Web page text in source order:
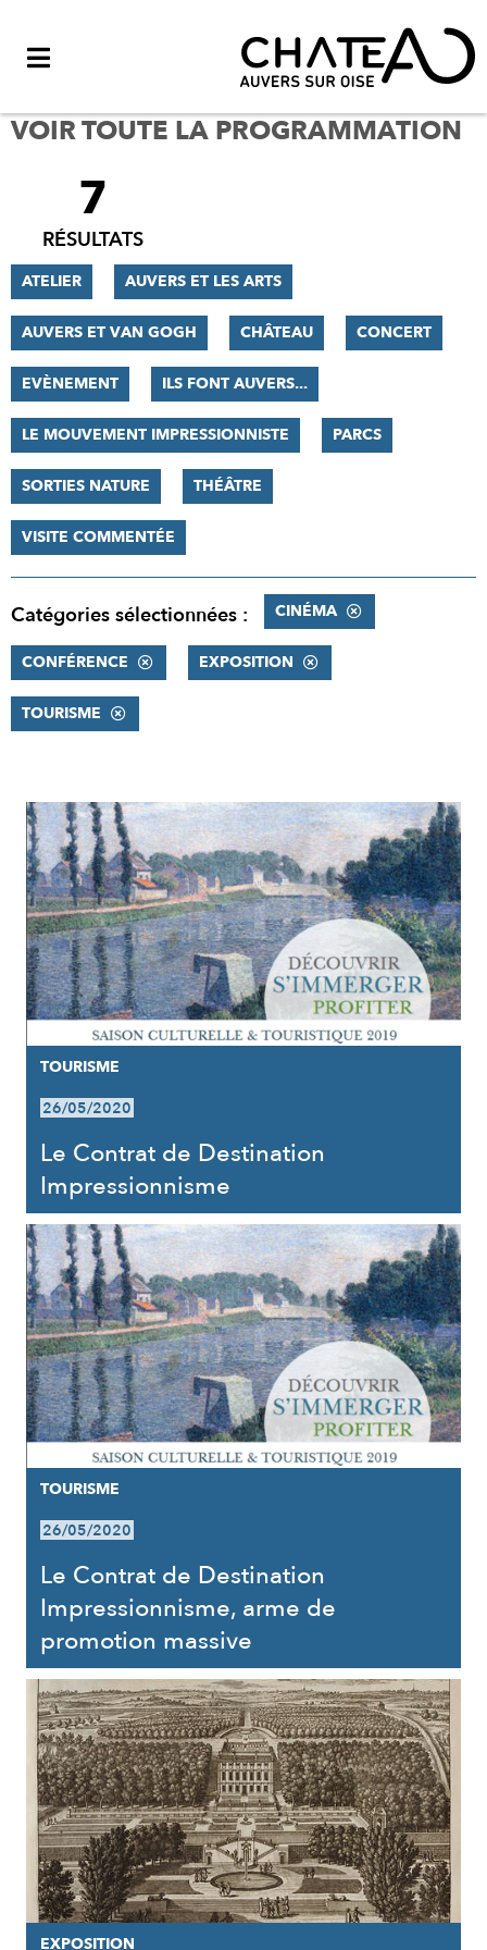
VOIR TOUTE LA PROGRAMMATION
FILTRER
RÉSULTATS
7
RÉSULTATS
ATELIER AUVERS ET LES ARTS
AUVERS ET VAN GOGH CHÂTEAU CONCERT
EVÈNEMENT ILS FONT AUVERS...
LE MOUVEMENT IMPRESSIONNISTE PARCS
SORTIES NATURE THÉÂTRE
VISITE COMMENTÉE
Catégories sélectionnées : CINÉMA
CONFÉRENCE EXPOSITION
TOURISME
RÉSULTATS
TOURISME
26/05/2020
Le Contrat de Destination
Impressionnisme
TOURISME
26/05/2020
Le Contrat de Destination
Impressionnisme, arme de
promotion massive
EXPOSITION